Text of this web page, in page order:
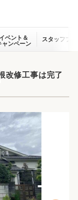
イベント＆
ャンペーン
スタッフブ
改修工事は完了